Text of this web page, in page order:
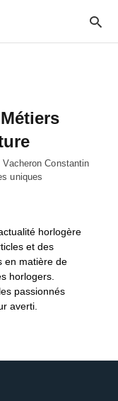
Constantin
uniques
horlogère
et des
en matière de
horlogers.
passionnés
averti.